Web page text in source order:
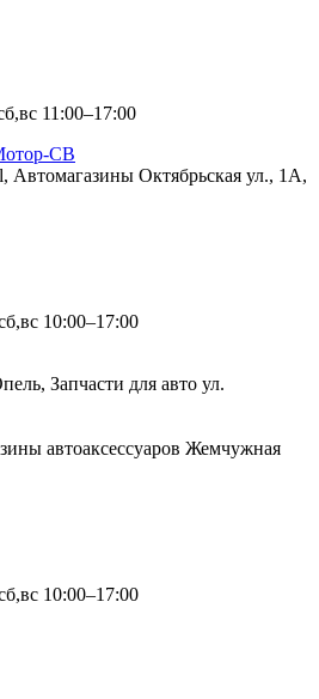
11:00–17:00
СВ
Автомагазины Октябрьская ул., 1А,
10:00–17:00
Запчасти для авто ул.
автоаксессуаров Жемчужная
10:00–17:00